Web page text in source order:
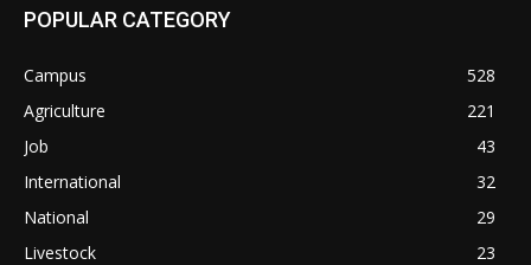
POPULAR CATEGORY
Campus
528
Agriculture
221
Job
43
International
32
National
29
Livestock
23